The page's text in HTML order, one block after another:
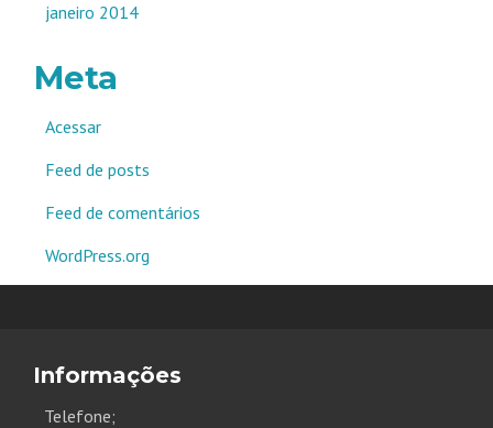
janeiro 2014
Meta
Acessar
Feed de posts
Feed de comentários
WordPress.org
Informações
Telefone;